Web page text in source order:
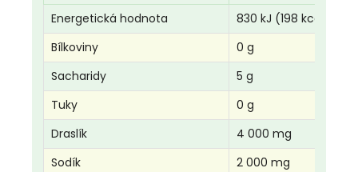
Energetická hodnota
830 kJ (198 kcal)
Bílkoviny
0 g
Sacharidy
5 g
Tuky
0 g
Draslík
4 000 mg
Sodík
2 000 mg